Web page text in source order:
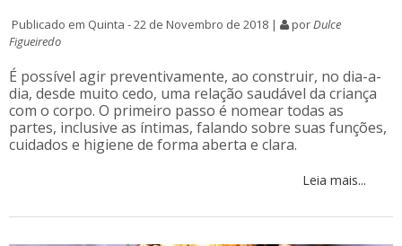
Publicado em Quinta - 22 de Novembro de 2018 | porDulce
Figueiredo
É possível agir preventivamente, ao construir, no dia-a-
dia, desde muito cedo, uma relação saudável da criança
com o corpo. O primeiro passo é nomear todas as
partes, inclusive as íntimas, falando sobre suas funções,
cuidados e higiene de forma aberta e clara.
Leia mais...